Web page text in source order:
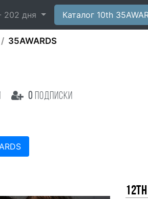
202 дня Каталог 10th
35AWARDS
0 подписки
12th